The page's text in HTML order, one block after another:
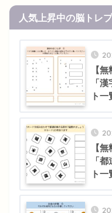
人気上昇中の脳トレ
【
「
ト一
【
「
ト一